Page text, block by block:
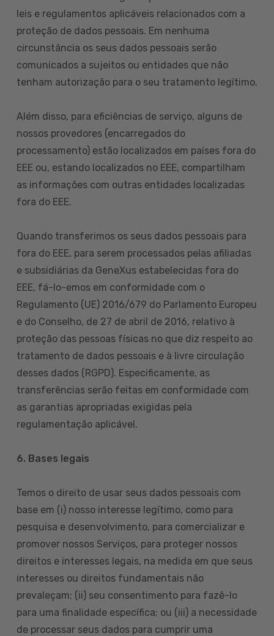
leis e regulamentos aplicáveis relacionados com a
proteção de dados pessoais. Em nenhuma
circunstância os seus dados pessoais serão
comunicados a sujeitos ou entidades que não
tenham autorização para o seu tratamento legítimo.
Além disso, para eficiências de serviço, alguns de
nossos provedores (encarregados do
processamento) estão localizados em países fora do
EEE ou, estando localizados no EEE, compartilham
as informações com outras entidades localizadas
fora do EEE.
Quando transferimos os seus dados pessoais para
fora do EEE, para serem processados pelas afiliadas
e subsidiárias da GeneXus estabelecidas fora do
EEE, fá-lo-emos em conformidade com o
Regulamento (UE) 2016/679 do Parlamento Europeu
e do Conselho, de 27 de abril de 2016, relativo à
proteção das pessoas físicas no que diz respeito ao
tratamento de dados pessoais e à livre circulação
desses dados (RGPD). Especificamente, as
transferências serão feitas em conformidade com
as garantias apropriadas exigidas pela
regulamentação aplicável.
6. Bases legais
Temos o direito de usar seus dados pessoais com
base em (i) nosso interesse legítimo, como para
pesquisa e desenvolvimento, para comercializar e
promover nossos Serviços, para proteger nossos
direitos e interesses legais, na medida em que seus
interesses ou direitos fundamentais não
prevaleçam; (ii) seu consentimento para fazê-lo
para uma finalidade específica; ou (iii) a necessidade
de processar seus dados para cumprir uma